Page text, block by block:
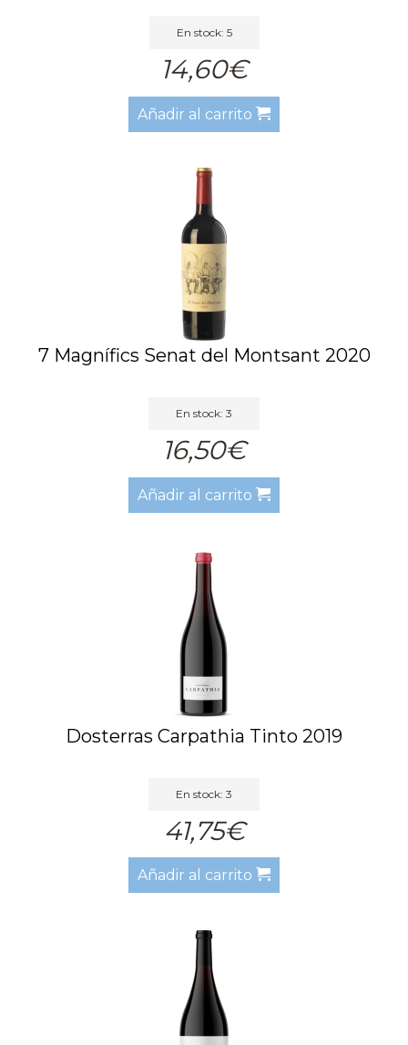
En stock: 5
14,60€
Añadir al carrito
7 Magnífics Senat del Montsant 2020
En stock: 3
16,50€
Añadir al carrito
Dosterras Carpathia Tinto 2019
En stock: 3
41,75€
Añadir al carrito